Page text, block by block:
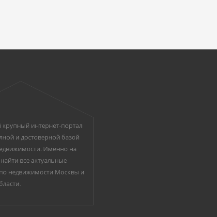
интернет-портал
и достоверной базой
Именно на
все актуальные
недвижимости Москвы и